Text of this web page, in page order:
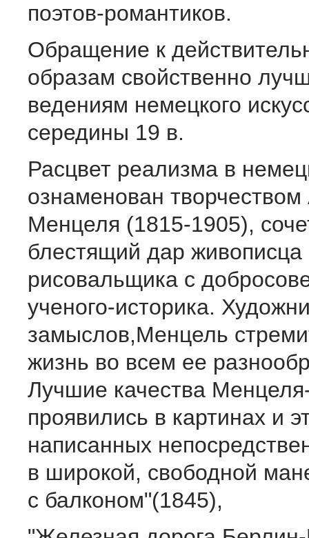
поэтов-романтиков.
Обращение к
образам свойственно
ведениям немецкого
середины 19 в.
Расцвет реализма в
ознаменован
Менцеля (1815-1905),
блестящий дар живописца
рисовальщика с
ученого-историка.
замыслов,Менцель
жизнь во всем ее
Лучшие качества
проявились в картинах и
написанных
в широкой, свободной
с балконом"(1845),